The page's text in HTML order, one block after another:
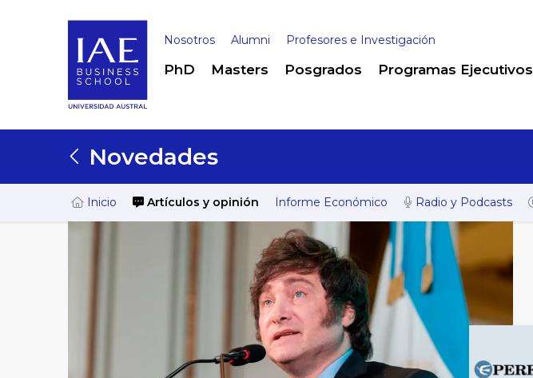
Nosotros Alumni Profesores e Investigación
PhD Masters Posgrados Programas Ejecutivos
Novedades
Inicio Artículos y opinión Informe Económico Radio y Podcasts